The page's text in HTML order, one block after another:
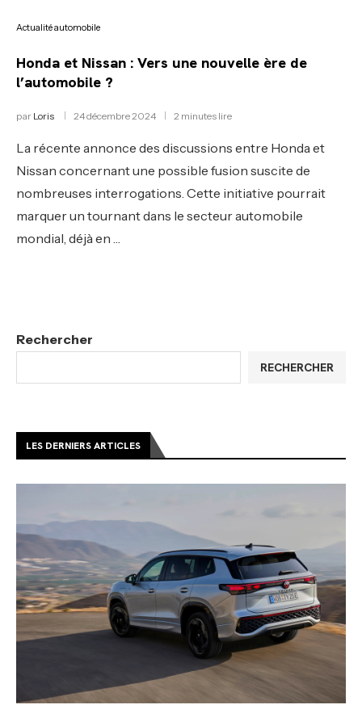
Actualité automobile
Honda et Nissan : Vers une nouvelle ère de
l’automobile ?
par Loris 24 décembre 2024 2 minutes lire
La récente annonce des discussions entre Honda et
Nissan concernant une possible fusion suscite de
nombreuses interrogations. Cette initiative pourrait
marquer un tournant dans le secteur automobile
mondial, déjà en …
Rechercher
RECHERCHER
LES DERNIERS ARTICLES